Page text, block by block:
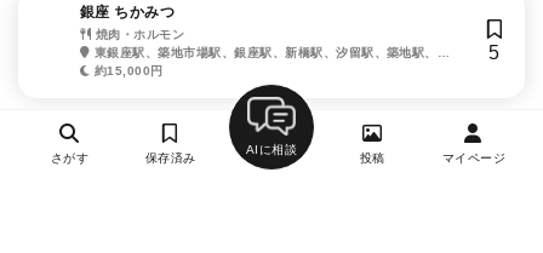
銀座 ちかみつ
焼肉・ホルモン
東銀座駅、築地市場駅、銀座駅、新橋駅、汐留駅、築地駅、銀
座一丁目駅
約15,000円
5
さがす 保存済み
AIに相談
投稿 マイページ